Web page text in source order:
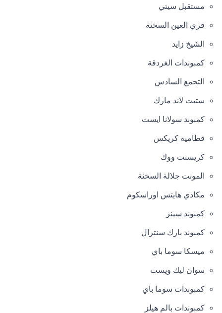
مستقبل سيتي
قري العين السخنة
الشيخ زايد
كمبوندات الغردقة
التجمع السادس
ستيت لاند مارك
كمبوند سولانا ايست
قطامية كريكس
كريسنت ووك
المونت جلالة السخنة
مكادي هايتس اوراسكوم
كمبوند سينز
كمبوند بارك سنترال
ميسكا سوما باي
سوان ليك ويست
كمبوندات سوما باي
كمبوندات بالم هيلز